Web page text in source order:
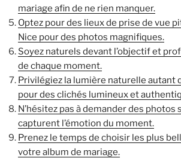
mariage afin de ne rien manquer.
Optez pour des lieux de prise de vue
Nice pour des photos magnifiques.
Soyez naturels devant l’objectif et
de chaque moment.
Privilégiez la lumière naturelle autant
pour des clichés lumineux et
N’hésitez pas à demander des photos
capturent l’émotion du moment.
Prenez le temps de choisir les plus
votre album de mariage.